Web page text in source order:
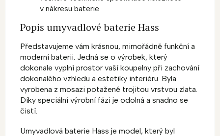
v nákresu baterie
Popis umyvadlové baterie Hass
Představujeme vám krásnou, mimořádně funkční a
moderní baterii. Jedná se o výrobek, který
dokonale vyplní prostor vaší koupelny při zachování
dokonalého vzhledu a estetiky interiéru. Byla
vyrobena z mosazi potažené trojitou vrstvou zlata.
Díky speciální výrobní fázi je odolná a snadno se
čistí.
Umyvadlová baterie Hass je model, který byl